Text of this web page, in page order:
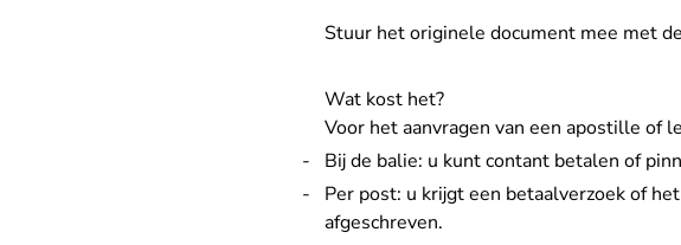
Stuur het originele document mee met
Wat kost het?
Voor het aanvragen van een apostille of
Bij de balie: u kunt contant betalen of
Per post: u krijgt een betaalverzoek of het
afgeschreven.